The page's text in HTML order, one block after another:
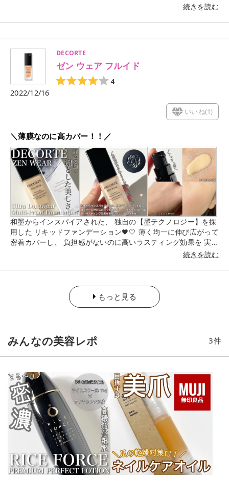
塗って寝ると翌朝しっとり！ バームはもったり重ためですが、
良かったです◎ 香りは華やかなフローラルノートの香りとのこ
と ですが、配合されているユーカリ葉油？の香りが 強めなのか
な〜？と思いました🤔 スッキリとしたオーガニック系の香りが
します🍃 落ち着く香りでわたしは好きな香りでした🤤✨ すりガ
ラス×薄ピンクのパケも高級感＋可愛さが あり、使うたびに気
が欲しかった〜！ やっぱり指よりスパチュラがあった方が衛生
して使っていますが...(笑) 唇専用のスパチュラを購入しようか
なと検討中です🫶🏻
続きを読む
DECORTE
ゼン ウェア フルイド
4
2022/12/16
いいね(1)
＼薄膜なのに高カバー！！／
和墨からインスパイアされた、 独自の【墨テクノロジー】を採
用した リキッドファンデーション🖤🤍 薄く均一に伸び広がって
密着カバーし、 負担感がないのに高いラスティング効果を 実現
ら、仕上がりはサラッと 軽やかなセミマット肌に仕上げてくれ
下地なしでも使用可能とのこと💡´- ただ、わたしの場合 乾燥肌
＋季節柄なこともあり 単体だと少し乾燥が気になってしまった
イプ 標準色より1〜2トーン明るめかな？と思います🤔 オンラ
イン診断ではC24がおすすめでしたが、 N22のワントーン明る
い仕上がりも好みでした♩ 全18色と豊富なカラー展開で自分好
続きを読む
もっと見る
みんなの美容レポ 3件